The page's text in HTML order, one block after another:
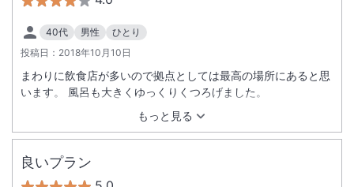
40代 男性
ひとり
投稿日： 2018年10月10日
もっと見る
まわりに飲食店が多いので拠点としては最高の場所にあると思
います。 風呂も大きくゆっくりくつろげました。
良いプラン